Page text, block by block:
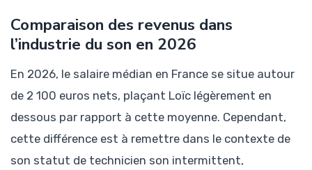
Comparaison des revenus dans
l’industrie du son en 2026
En 2026, le salaire médian en France se situe autour
de 2 100 euros nets, plaçant Loïc légèrement en
dessous par rapport à cette moyenne. Cependant,
cette différence est à remettre dans le contexte de
son statut de technicien son intermittent,